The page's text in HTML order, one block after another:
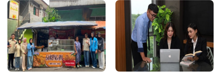
Kerja Sebelum Lulus
Indonesia Open
Championships 2026